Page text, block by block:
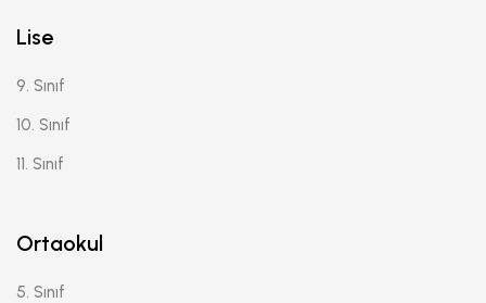
Lise
9. Sınıf
10. Sınıf
11. Sınıf
Ortaokul
5. Sınıf